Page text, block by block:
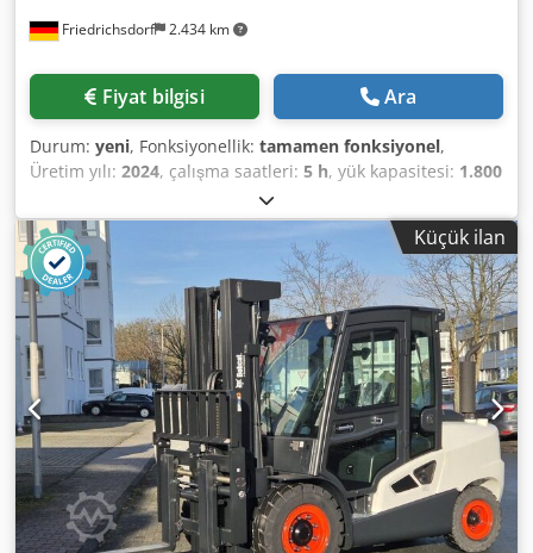
Friedrichsdorf 2.434 km
Fiyat bilgisi Ara
Durum: yeni, Fonksiyonellik: tamamen fonksiyonel,
Üretim yılı: 2024, çalışma saatleri: 5 h, yük kapasitesi: 1.800
4.750 mm
mm, yakıt türü:elektrikli, direk tipi:triplex, inşaat
yüksekliği:
6 kW (8,16 bg)
, fork taşıyıcı
genişliği: 902 mm , çatalların uzunluğu:1.200 mm, boş
ağırlık: 3.250 kg , toplam uzunluk:1.991 mm
, çekiş tipi:
Elektro, inşaat genişliği:1.090 mm, Elektrikli 3 tekerlekli
forklift Yük ağırlık merkezi: 500 Çatal genişliği: 100 mm
Çatal kalınlığı: 35 mm ISO sınıfı: ISO sınıfı 2 = 1.000 - 2.500
kg Direk tipi: Tripleks Hız sınıfı: 15 Durum: Yeni makine
Teknik durum: Yeni Ön lastik tipi: Süperelastik Ön lastikler
Boyut: 18x7-8 Ön lastikler Durum: Yeni Arka lastikler Tip:
Süperelastik Arka lastikler Boyut: 15x4-5-8 Arka lastikler
Durum: Yeni Akü Volt: 48V Akü Ah: 625Ah Pil Üreticisi:
Midac Csdpfow N Tp Nox Ah Eerf Pil Türü: PzS Batarya
yapım yılı: 2024 Pil Durumu: Yeni Sideshift, 3. valf, 4. valf,
Küçük ilan